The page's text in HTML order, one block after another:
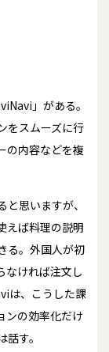
」がある。
をスムーズに行
の内容などを複
と思いますが、
えば料理の説明
る。外国人が初
なければ注文し
は、こうした課
ンの効率化だけ
す。